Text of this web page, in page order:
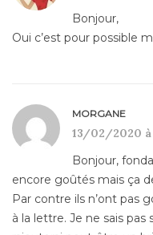
Bonjour,
Oui c’est pour possible
MORGANE
13/02/2020 à
Bonjour,
encore goûtés mais ça
Par contre ils n’ont pas
à la lettre. Je ne sais pas